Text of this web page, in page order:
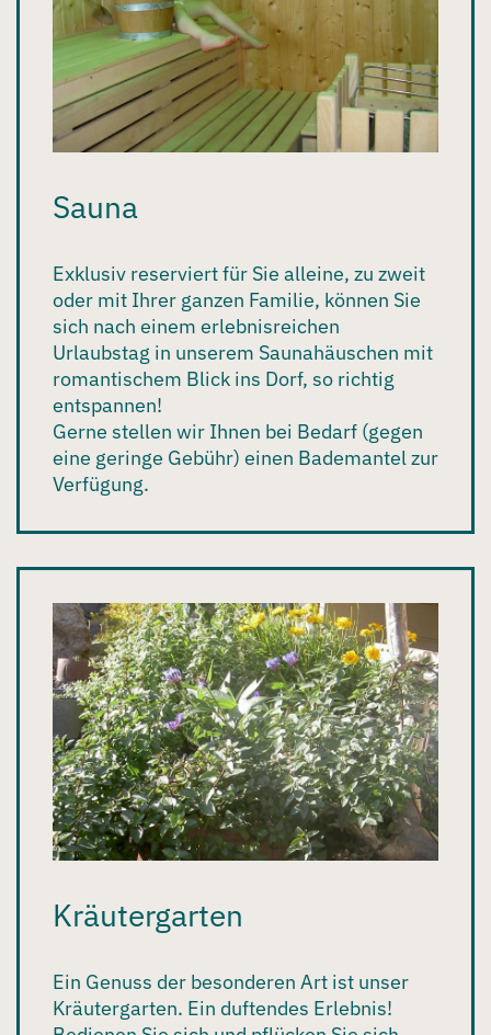
Sauna
Exklusiv reserviert für Sie alleine, zu zweit
oder mit Ihrer ganzen Familie, können Sie
sich nach einem erlebnisreichen
Urlaubstag in unserem Saunahäuschen mit
romantischem Blick ins Dorf, so richtig
entspannen!
Gerne stellen wir Ihnen bei Bedarf (gegen
eine geringe Gebühr) einen Bademantel zur
Verfügung.
Kräutergarten
Ein Genuss der besonderen Art ist unser
Kräutergarten. Ein duftendes Erlebnis!